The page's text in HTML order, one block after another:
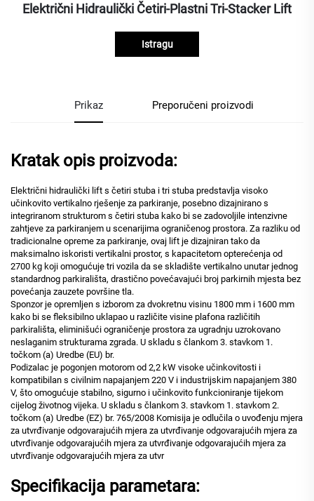
Električni Hidraulički Četiri-Plastni Tri-Stacker Lift
Istragu
Prikaz Preporučeni proizvodi
Kratak opis proizvoda:
Električni hidraulički lift s četiri stuba i tri stuba predstavlja visoko
učinkovito vertikalno rješenje za parkiranje, posebno dizajnirano s
integriranom strukturom s četiri stuba kako bi se zadovoljile intenzivne
zahtjeve za parkiranjem u scenarijima ograničenog prostora. Za razliku od
tradicionalne opreme za parkiranje, ovaj lift je dizajniran tako da
maksimalno iskoristi vertikalni prostor, s kapacitetom opterećenja od
2700 kg koji omogućuje tri vozila da se skladište vertikalno unutar jednog
standardnog parkirališta, drastično povećavajući broj parkirnih mjesta bez
povećanja zauzete površine tla.
Sponzor je opremljen s izborom za dvokretnu visinu 1800 mm i 1600 mm
kako bi se fleksibilno uklapao u različite visine plafona različitih
parkirališta, eliminišući ograničenje prostora za ugradnju uzrokovano
neslaganim strukturama zgrada. U skladu s člankom 3. stavkom 1.
točkom (a) Uredbe (EU) br.
Podizalac je pogonjen motorom od 2,2 kW visoke učinkovitosti i
kompatibilan s civilnim napajanjem 220 V i industrijskim napajanjem 380
V, što omogućuje stabilno, sigurno i učinkovito funkcioniranje tijekom
cijelog životnog vijeka. U skladu s člankom 3. stavkom 1. stavkom 2.
točkom (a) Uredbe (EZ) br. 765/2008 Komisija je odlučila o uvođenju mjera
za utvrđivanje odgovarajućih mjera za utvrđivanje odgovarajućih mjera za
utvrđivanje odgovarajućih mjera za utvrđivanje odgovarajućih mjera za
utvrđivanje odgovarajućih mjera za utvr
Specifikacija parametara: